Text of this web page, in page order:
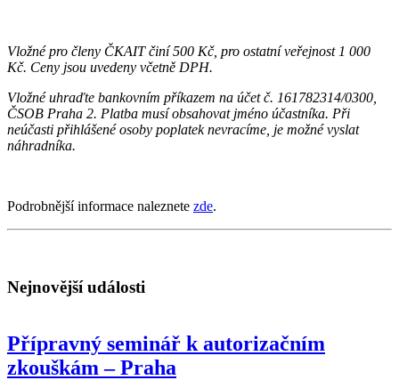
Vložné pro členy ČKAIT činí 500 Kč, pro ostatní veřejnost 1 000
Kč. Ceny jsou uvedeny včetně DPH.
Vložné uhraďte bankovním příkazem na účet č. 161782314/0300,
ČSOB Praha 2. Platba musí obsahovat jméno účastníka. Při
neúčasti přihlášené osoby poplatek nevracíme, je možné vyslat
náhradníka.
Podrobnější informace naleznete zde.
Nejnovější události
Přípravný seminář k autorizačním
zkouškám – Praha